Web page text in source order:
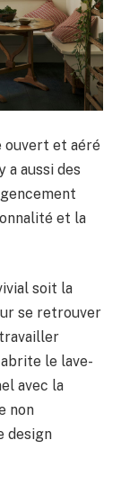
ouvert et aéré
a aussi des
et la
soit la
se retrouver
le lave-
avec la
non
design